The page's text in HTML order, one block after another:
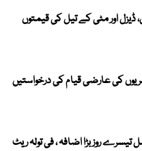
ڈیزل اور مٹی کے تیل کی قیمتوں
کی عارضی قیام کی درخواستیں
روز بڑا اضافہ ، فی تولہ ریٹ